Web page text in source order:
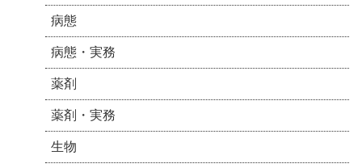
病態
病態・実務
薬剤
薬剤・実務
生物